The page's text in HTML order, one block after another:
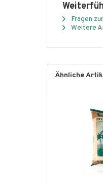
Fragen
Weitere
Ähnliche